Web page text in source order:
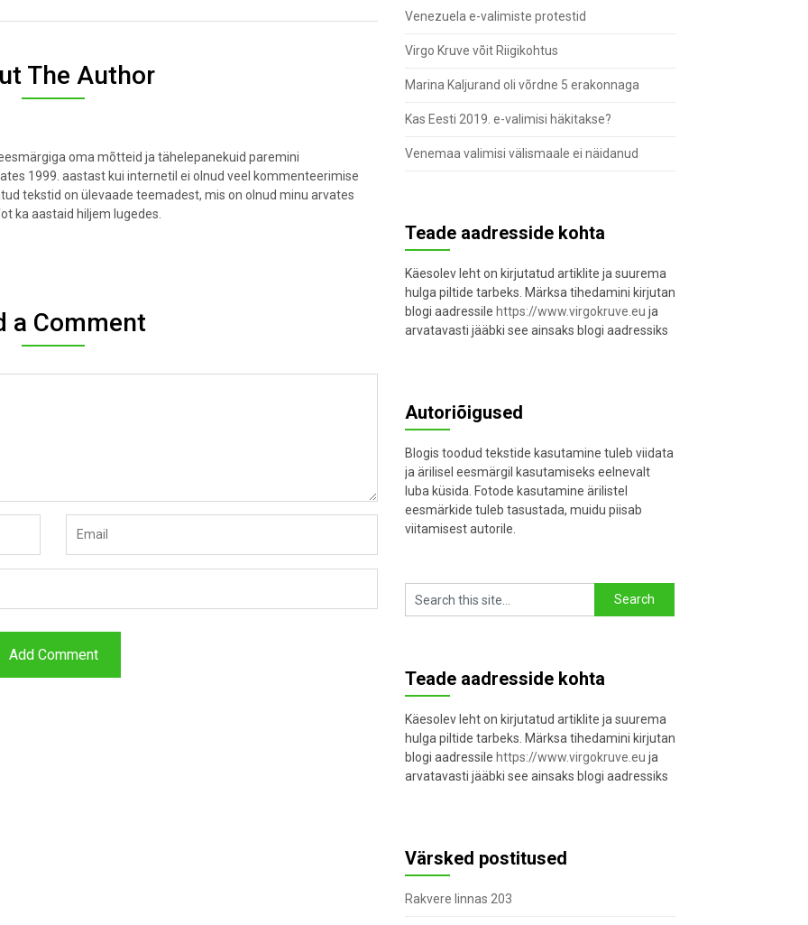
The Author
oma mõtteid ja tähelepanekuid paremini
1999. aastast kui internetil ei olnud veel kommenteerimise
tekstid on ülevaade teemadest, mis on olnud minu arvates
ka aastaid hiljem lugedes.
a Comment
Venezuela e-valimiste protestid
Virgo Kruve võit Riigikohtus
Marina Kaljurand oli võrdne 5 erakonnaga
Kas Eesti 2019. e-valimisi häkitakse?
Venemaa valimisi välismaale ei näidanud
Teade aadresside kohta
Käesolev leht on kirjutatud artiklite ja suurema
hulga piltide tarbeks. Märksa tihedamini kirjutan
blogi aadressile https://www.virgokruve.eu ja
arvatavasti jääbki see ainsaks blogi aadressiks
Autoriõigused
Blogis toodud tekstide kasutamine tuleb viidata
ja ärilisel eesmärgil kasutamiseks eelnevalt
luba küsida. Fotode kasutamine ärilistel
eesmärkide tuleb tasustada, muidu piisab
viitamisest autorile.
Teade aadresside kohta
Käesolev leht on kirjutatud artiklite ja suurema
hulga piltide tarbeks. Märksa tihedamini kirjutan
blogi aadressile https://www.virgokruve.eu ja
arvatavasti jääbki see ainsaks blogi aadressiks
Värsked postitused
Rakvere linnas 203